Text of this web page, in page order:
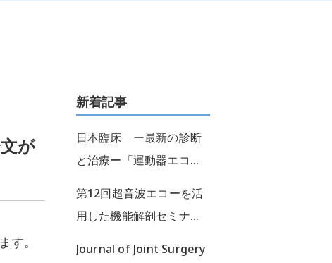
が
す。
新着記事
日本臨床 ー最新の診断
と治療ー「運動器エコ
た！
第12回超音波エコーを活
用した機能解剖セミナー
Journal of Joint Surgery